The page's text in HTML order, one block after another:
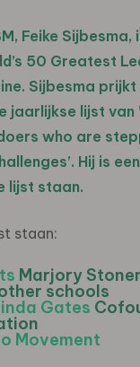
Feike
50 Greatest
Sijbesma
jaarlijkse lijst van
who are
Hij is
lijst staan.
staan:
Marjory
schools
Gates
Movement